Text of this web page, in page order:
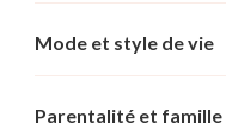
Mode et style de vie
Parentalité et famille